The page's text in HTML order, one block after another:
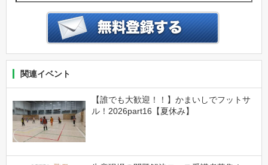
関連イベント
【誰でも大歓迎！！】かまいしでフットサ
ル！2026part16【夏休み】